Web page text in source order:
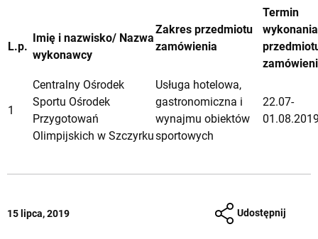
L.p.
Imię i nazwisko/ Nazwa
wykonawcy
Zakres przedmiotu
zamówienia
Termin
wykonania
1
Centralny Ośrodek
Sportu Ośrodek
Przygotowań
Olimpijskich w Szczyrku
Usługa hotelowa,
gastronomiczna i
wynajmu obiektów
sportowych
22.07-
15 lipca, 2019 Udostępnij